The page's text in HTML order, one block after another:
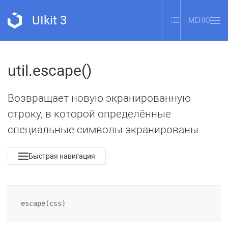
UIkit 3 МЕНЮ
util.escape()
Возвращает новую экранированную
строку, в которой определённые
специальные символы экранированы.
Быстрая навигация